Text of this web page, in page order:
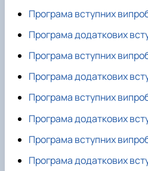
Програма вступних
Програма додаткових
Програма вступних
Програма додаткових
Програма вступних
Програма додаткових
Програма вступних
Програма додаткових